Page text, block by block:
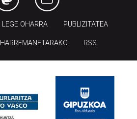
LEGE OHARRA PUBLIZITATEA
HARREMANETARAKO RSS